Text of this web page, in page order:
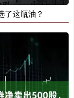
了这瓶油？